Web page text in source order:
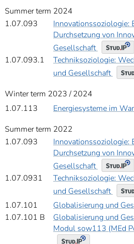
Summer term 2024
1.07.093
Innovationssoziologie:
Durchsetzung von
Gesellschaft
1.07.093.1
Techniksoziologie:
und Gesellschaft
Winter term 2023 / 2024
1.07.113
Energiesysteme im
Summer term 2022
1.07.093
Innovationssoziologie:
Durchsetzung von
Gesellschaft
1.07.0931
Techniksoziologie:
und Gesellschaft
1.07.101
Globalisierung und
1.07.101 B
Globalisierung und
Modul sow113 (MEd